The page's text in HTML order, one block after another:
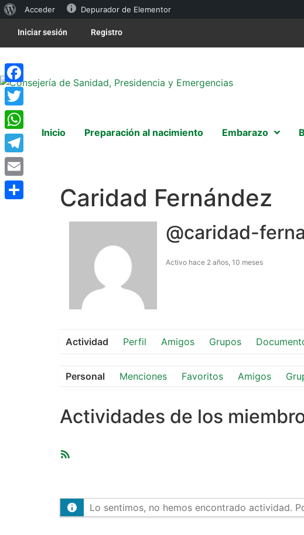
Acceder Depurador de Elementor
Iniciar sesión Registro
Inicio Preparación al nacimiento Embarazo
Caridad Fernández
@caridad-
Activo hace 2 años, 10 meses
Actividad Perfil Amigos Grupos
Personal Menciones Favoritos Amigos
Actividades de los
Lo sentimos, no hemos encontrado actividad.
Facebook
Twitter
WhatsApp
Telegram
Email